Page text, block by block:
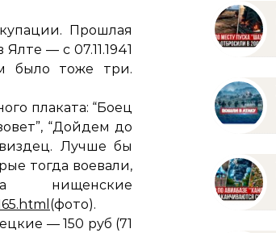
Прошлая
— с 07.11.1941
было тоже три.
плаката: “Боец
“Дойдем до
Лучше бы
тогда воевали,
(фото).
— 150 руб (71